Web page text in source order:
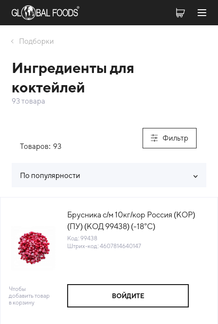
Подборки
Ингредиенты для
коктейлей
93 товара
Фильтр
Товаров: 93
По популярности
Брусника с/м 10кг/кор Россия (КОР)
(ПУ) (КОД 99438) (-18°С)
Код: 99438
Штрих-код: 4607814640147
Чтобы
добавить товар
в корзину
ВОЙДИТЕ